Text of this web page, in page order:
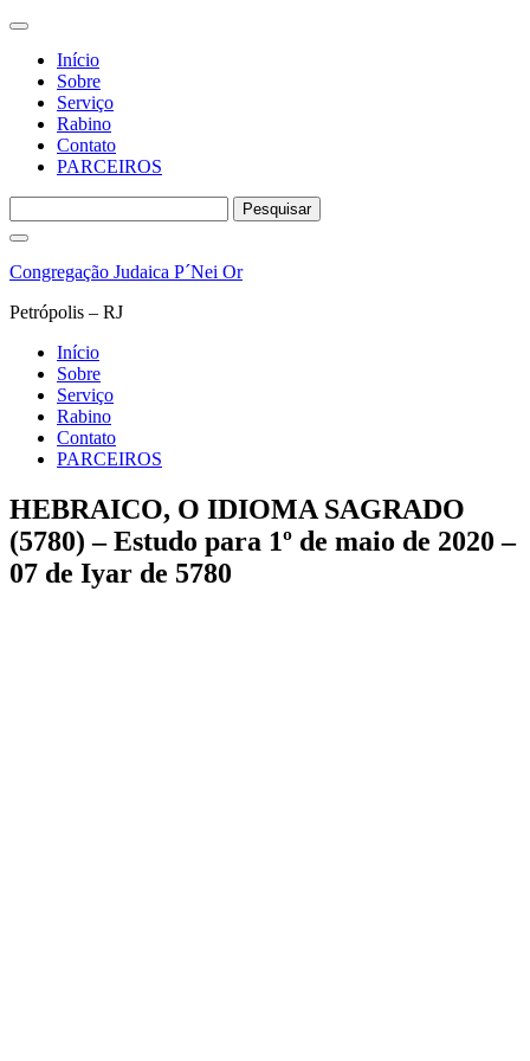
Início
Sobre
Serviço
Rabino
Contato
PARCEIROS
por:
Pular
o
Congregação Judaica P´Nei Or
Petrópolis – RJ
Início
Sobre
Serviço
Rabino
Contato
PARCEIROS
HEBRAICO, O IDIOMA SAGRADO
(5780) – Estudo para 1º de maio de 2020 –
07 de Iyar de 5780